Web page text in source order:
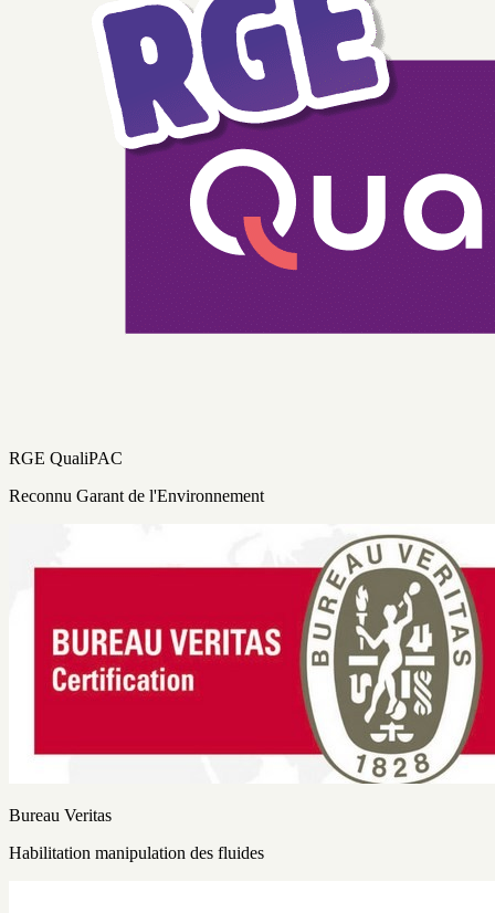
RGE QualiPAC
Reconnu Garant de l'Environnement
Bureau Veritas
Habilitation manipulation des fluides